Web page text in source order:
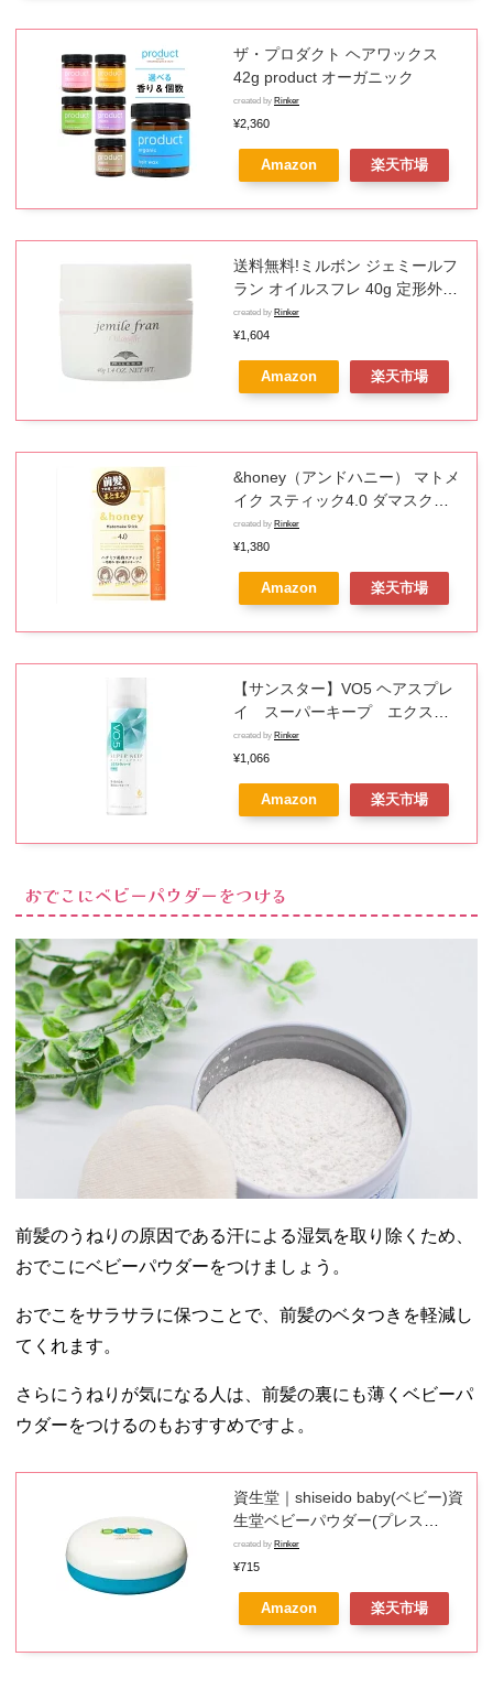
ザ・プロダクト ヘアワックス
42g product オーガニック
created by Rinker
¥2,360
Amazon 楽天市場
送料無料!ミルボン ジェミールフ
ラン オイルスフレ 40g 定形外郵
便発送発送
created by Rinker
¥1,604
Amazon 楽天市場
&honey（アンドハニー） マトメ
イク スティック4.0 ダマスクロ
ーズハニーの香り 9g
created by Rinker
¥1,380
Amazon 楽天市場
【サンスター】VO5 ヘアスプレ
イ スーパーキープ エクスト
ラハード 無香料（330g）
created by Rinker
¥1,066
Amazon 楽天市場
おでこにベビーパウダーをつける
前髪のうねりの原因である汗による湿気を取り除くため、
おでこにベビーパウダーをつけましょう。
おでこをサラサラに保つことで、前髪のベタつきを軽減し
てくれます。
さらにうねりが気になる人は、前髪の裏にも薄くベビーパ
ウダーをつけるのもおすすめですよ。
資生堂｜shiseido baby(ベビー)資
生堂ベビーパウダー(プレス
ド)50g【医薬部外品】
created by Rinker
¥715
Amazon 楽天市場